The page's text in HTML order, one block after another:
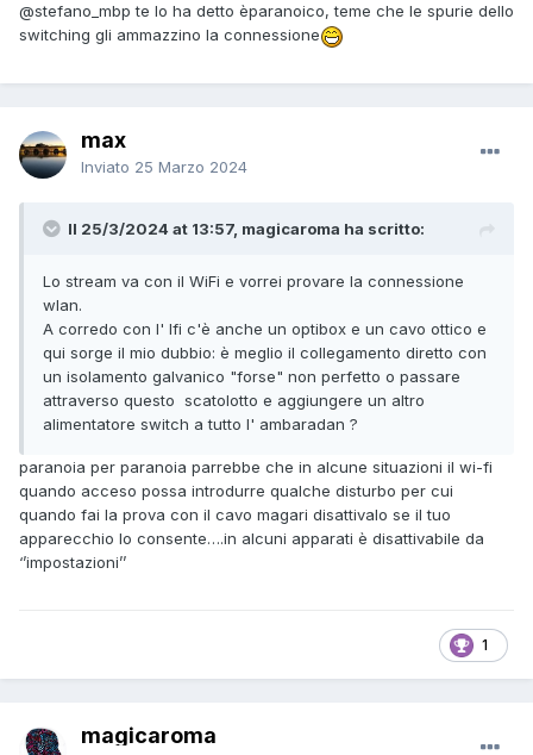
@stefano_mbp te lo ha detto èparanoico, teme che le spurie dello
switching gli ammazzino la connessione
max
Inviato 25 Marzo 2024
Il 25/3/2024 at 13:57, magicaroma ha scritto:
Lo stream va con il WiFi e vorrei provare la connessione
wlan.
A corredo con l' Ifi c'è anche un optibox e un cavo ottico e
qui sorge il mio dubbio: è meglio il collegamento diretto con
un isolamento galvanico "forse" non perfetto o passare
attraverso questo scatolotto e aggiungere un altro
alimentatore switch a tutto l' ambaradan ?
paranoia per paranoia parrebbe che in alcune situazioni il wi-fi
quando acceso possa introdurre qualche disturbo per cui
quando fai la prova con il cavo magari disattivalo se il tuo
apparecchio lo consente….in alcuni apparati è disattivabile da
‘’impostazioni’’
1
magicaroma